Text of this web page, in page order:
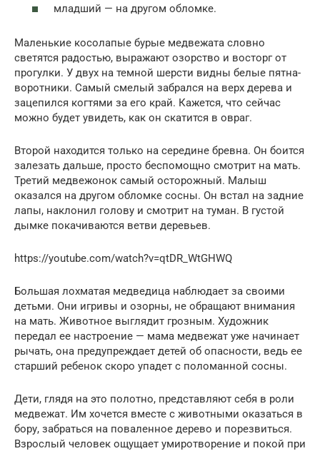
младший — на другом обломке.
Маленькие косолапые бурые медвежата словно
светятся радостью, выражают озорство и восторг от
прогулки. У двух на темной шерсти видны белые пятна-
воротники. Самый смелый забрался на верх дерева и
зацепился когтями за его край. Кажется, что сейчас
можно будет увидеть, как он скатится в овраг.
Второй находится только на середине бревна. Он боится
залезать дальше, просто беспомощно смотрит на мать.
Третий медвежонок самый осторожный. Малыш
оказался на другом обломке сосны. Он встал на задние
лапы, наклонил голову и смотрит на туман. В густой
дымке покачиваются ветви деревьев.
https://youtube.com/watch?v=qtDR_WtGHWQ
Большая лохматая медведица наблюдает за своими
детьми. Они игривы и озорны, не обращают внимания
на мать. Животное выглядит грозным. Художник
передал ее настроение — мама медвежат уже начинает
рычать, она предупреждает детей об опасности, ведь ее
старший ребенок скоро упадет с поломанной сосны.
Дети, глядя на это полотно, представляют себя в роли
медвежат. Им хочется вместе с животными оказаться в
бору, забраться на поваленное дерево и порезвиться.
Взрослый человек ощущает умиротворение и покой при